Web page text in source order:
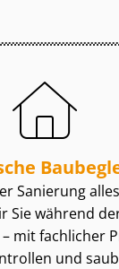
Sanierung
Sie während
mit fachlicher
und